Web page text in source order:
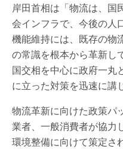
岸田首相は「物流は、国
会インフラで、今後の人
機能維持には、既存の物
の常識を根本から革新し
国交相を中心に政府一丸
に立った対策を迅速に講
物流革新に向けた政策パ
業者、一般消費者が協力
環境整備に向けて策定さ